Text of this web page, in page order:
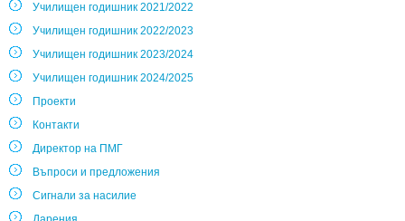
Училищен годишник 2021/2022
Училищен годишник 2022/2023
Училищен годишник 2023/2024
Училищен годишник 2024/2025
Проекти
Контакти
Директор на ПМГ
Въпроси и предложения
Сигнали за насилие